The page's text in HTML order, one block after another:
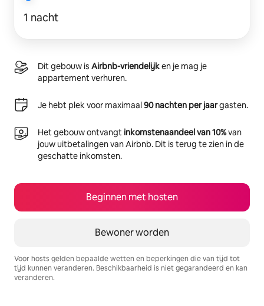
1 nacht
Dit gebouw is Airbnb-vriendelijken je mag je
appartement verhuren.
Je hebt plek voor maximaal90 nachten per jaargasten.
Het gebouw ontvangtinkomstenaandeel van 10%van
jouw uitbetalingen van Airbnb. Dit is terug te zien in de
geschatte inkomsten.
Beginnen met hosten
Bewoner worden
Voor hosts gelden bepaalde wetten en beperkingen die van tijd tot
tijd kunnen veranderen. Beschikbaarheid is niet gegarandeerd en kan
veranderen.